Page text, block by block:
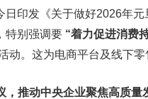
日印发《关于做好2026年
特别强调要 “着力促进消费
动。这为电商平台及线下
，推动中央企业聚焦高质量